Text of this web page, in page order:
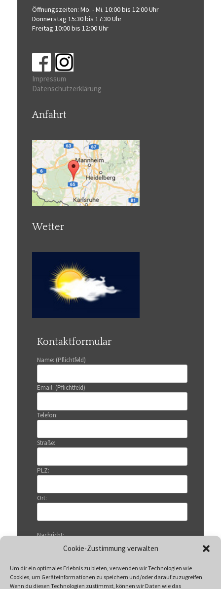
Cookie-Zustimmung verwalten
Um dir ein optimales Erlebnis zu bieten, verwenden wir Technologien wie
Cookies, um Geräteinformationen zu speichern und/oder darauf zuzugreifen.
Wenn du diesen Technologien zustimmst, können wir Daten wie das
Öffnungszeiten: Mo. - Mi. 10:00 bis 12:00 Uhr
Donnerstag 15:30 bis 17:30 Uhr
Freitag 10:00 bis 12:00 Uhr
Impressum
Datenschutzerklärung
Anfahrt
Wetter
Kontaktformular
Name: (Pflichtfeld)
Email: (Pflichtfeld)
Telefon:
Straße:
PLZ:
Ort:
Nachricht: